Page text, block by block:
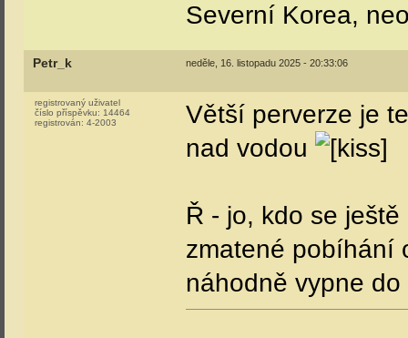
Severní Korea,
Petr_k neděle, 16. listopadu 2025 - 20:33:06
registrovaný uživatel
číslo příspěvku: 14464
registrován: 4-2003
Větší perverze je
nad vodou
Ř - jo, kdo se
zmatené pobíhání
náhodně vypne